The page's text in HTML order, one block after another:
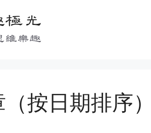
極光
維樂趣
按日期排序）